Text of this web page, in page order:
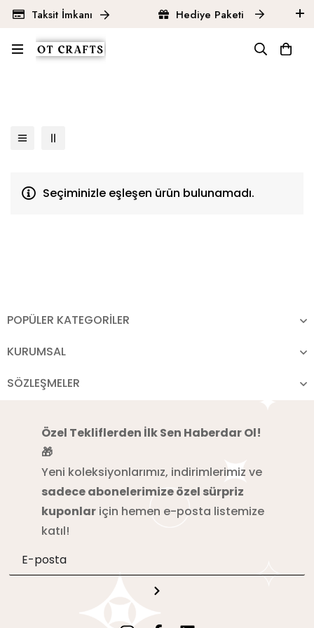
Taksit İmkanı Hediye Paketi
Ana Sayfa
Kadın Gümüş Kolye
Kadın Gümüş Taşlı Kolyeleri
Seçiminizle eşleşen ürün bulunamadı.
POPÜLER KATEGORİLER
KURUMSAL
SÖZLEŞMELER
Özel Tekliflerden İlk Sen Haberdar Ol!
🎁
Yeni koleksiyonlarımız, indirimlerimiz ve
sadece abonelerimize özel sürpriz
kuponlar için hemen e-posta listemize
katıl!